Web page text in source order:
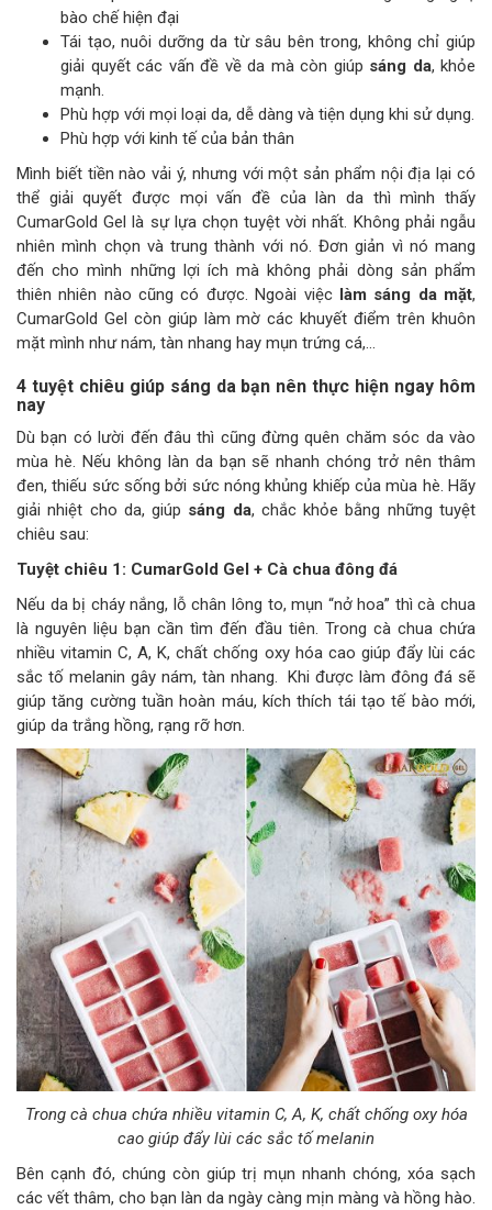
bào chế hiện đại
Tái tạo, nuôi dưỡng da từ sâu bên trong, không chỉ giúp
giải quyết các vấn đề về da mà còn giúp sáng da, khỏe
mạnh.
Phù hợp với mọi loại da, dễ dàng và tiện dụng khi sử dụng.
Phù hợp với kinh tế của bản thân
Mình biết tiền nào vải ý, nhưng với một sản phẩm nội địa lại có
thể giải quyết được mọi vấn đề của làn da thì mình thấy
CumarGold Gel là sự lựa chọn tuyệt vời nhất. Không phải ngẫu
nhiên mình chọn và trung thành với nó. Đơn giản vì nó mang
đến cho mình những lợi ích mà không phải dòng sản phẩm
thiên nhiên nào cũng có được. Ngoài việc làm sáng da mặt,
CumarGold Gel còn giúp làm mờ các khuyết điểm trên khuôn
mặt mình như nám, tàn nhang hay mụn trứng cá,…
4 tuyệt chiêu giúp sáng da bạn nên thực hiện ngay hôm
nay
Dù bạn có lười đến đâu thì cũng đừng quên chăm sóc da vào
mùa hè. Nếu không làn da bạn sẽ nhanh chóng trở nên thâm
đen, thiếu sức sống bởi sức nóng khủng khiếp của mùa hè. Hãy
giải nhiệt cho da, giúp sáng da, chắc khỏe bằng những tuyệt
chiêu sau:
Tuyệt chiêu 1: CumarGold Gel + Cà chua đông đá
Nếu da bị cháy nắng, lỗ chân lông to, mụn “nở hoa” thì cà chua
là nguyên liệu bạn cần tìm đến đầu tiên. Trong cà chua chứa
nhiều vitamin C, A, K, chất chống oxy hóa cao giúp đẩy lùi các
sắc tố melanin gây nám, tàn nhang. Khi được làm đông đá sẽ
giúp tăng cường tuần hoàn máu, kích thích tái tạo tế bào mới,
giúp da trắng hồng, rạng rỡ hơn.
Trong cà chua chứa nhiều vitamin C, A, K, chất chống oxy hóa
cao giúp đẩy lùi các sắc tố melanin
Bên cạnh đó, chúng còn giúp trị mụn nhanh chóng, xóa sạch
các vết thâm, cho bạn làn da ngày càng mịn màng và hồng hào.